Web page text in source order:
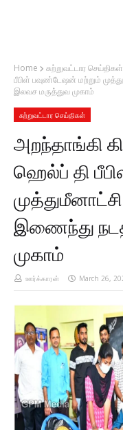
Home சுற்றுவட்டார செய்திகள்
பீபிள் பவுண்டேஷன் மற்றும்
இலவச மருத்துவ முகாம்
சுற்றுவட்டார செய்திகள்
அறந்தாங்கி
ஹெல்ப் தி
இணைந்து
முகாம்
ஊர்க்காரன் March 26,